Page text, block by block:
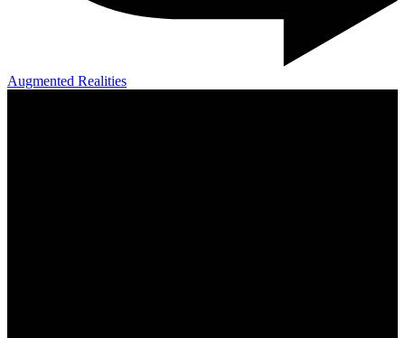
Augmented Realities